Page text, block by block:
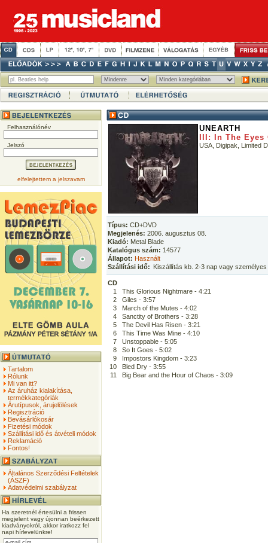
Felhasználónév
Jelszó
elfelejtettem a jelszavam
Tartalom
Rólunk
Mi van itt?
Az áruház kialakítása,
termékkategóriák
Árutípusok, árujelölések
Regisztráció
Bevásárlókosár
Fizetési módok
Szállítási idő és átvételi módok
Reklamáció
Fontos!
Általános Szerződési Feltételek
(ÁSZF)
Adatvédelmi szabályzat
Ha szeretnél értesülni a frissen
megjelent vagy újonnan beérkezett
kiadványokról, akkor iratkozz fel
napi hírlevelünkre!
UNEARTH
III: In The Eyes
USA, Digipak, Limited
Típus: CD+DVD
Megjelenés: 2006. augusztus 08.
Kiadó: Metal Blade
Katalógus szám: 14577
Állapot: Használt
Szállítási idő: Kiszállítás kb. 2-3 nap vagy
CD
1
This Glorious Nightmare - 4:21
2
Giles - 3:57
3
March of the Mutes - 4:02
4
Sanctity of Brothers - 3:28
5
The Devil Has Risen - 3:21
6
This Time Was Mine - 4:10
7
Unstoppable - 5:05
8
So It Goes - 5:02
9
Impostors Kingdom - 3:23
10
Bled Dry - 3:55
11
Big Bear and the Hour of Chaos - 3:09